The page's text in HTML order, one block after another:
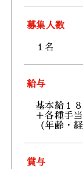
募集人数
１名
給与
基本給１
＋各種手
（年齢・
賞与